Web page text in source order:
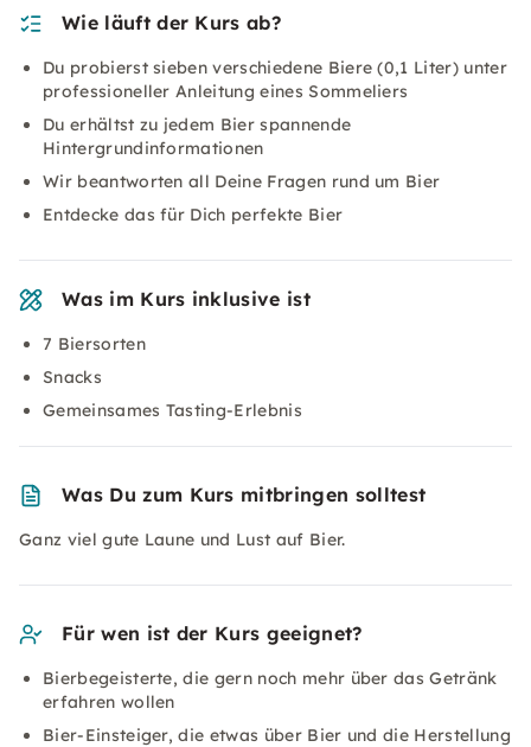
Wie läuft der Kurs ab?
Du probierst sieben verschiedene Biere (0,1 Liter) unter
professioneller Anleitung eines Sommeliers
Du erhältst zu jedem Bier spannende
Hintergrundinformationen
Wir beantworten all Deine Fragen rund um Bier
Entdecke das für Dich perfekte Bier
Was im Kurs inklusive ist
7 Biersorten
Snacks
Gemeinsames Tasting-Erlebnis
Was Du zum Kurs mitbringen solltest
Ganz viel gute Laune und Lust auf Bier.
Für wen ist der Kurs geeignet?
Bierbegeisterte, die gern noch mehr über das Getränk
erfahren wollen
Bier-Einsteiger, die etwas über Bier und die Herstellung